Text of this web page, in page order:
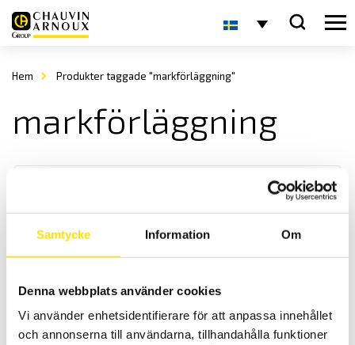
Samtycke Information Om
Denna webbplats använder cookies
Vi använder enhetsidentifierare för att anpassa innehållet
och annonserna till användarna, tillhandahålla funktioner
Hem Produkter taggade "markförläggning"
markförläggning
Mantelprovare
CA6549 och CA6550 isolationsprovare från Chauvin-Arnoux med
helautomatiskt mantelprovfunktion.